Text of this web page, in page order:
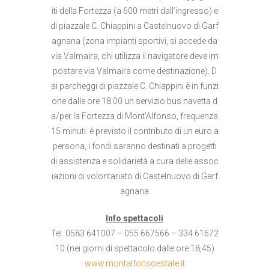
iti della Fortezza (a 600 metri dall’ingresso) e
di piazzale C. Chiappini a Castelnuovo di Garf
agnana (zona impianti sportivi, si accede da
via Valmaira, chi utilizza il navigatore deve im
postare via Valmaira come destinazione). D
ai parcheggi di piazzale C. Chiappini è in funzi
one dalle ore 18.00 un servizio bus navetta d
a/per la Fortezza di Mont’Alfonso, frequenza
15 minuti: è previsto il contributo di un euro a
persona, i fondi saranno destinati a progetti
di assistenza e solidarietà a cura delle assoc
iazioni di volontariato di Castelnuovo di Garf
agnana
Info spettacoli
Tel. 0583 641007 – 055 667566 – 334 61672
10 (nei giorni di spettacolo dalle ore 18,45)
www.montalfonsoestate.it